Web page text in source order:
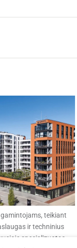
teikiant
ir techninius
specializuotos